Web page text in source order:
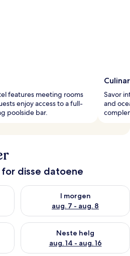
features meeting rooms
enjoy access to a full-
poolside bar.
Savor
and
disse datoene
aug. 6 - aug. 7
I morgen
aug. 7 - aug. 8
Sjekk tilgjengelighet for i
helgen, aug. 7 - aug. 9
Neste helg
aug. 14 - aug. 16
Sjekk tilgjengelighet for neste